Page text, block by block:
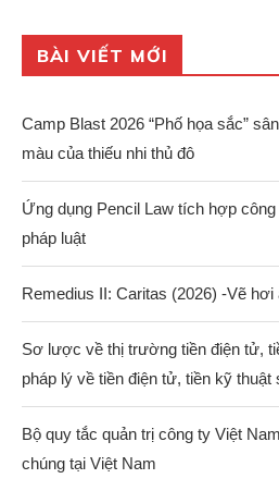
BÀI VIẾT MỚI
Camp Blast 2026 “Phố họa sắc”
màu của thiếu nhi thủ đô
Ứng dụng Pencil Law tích hợp
pháp luật
Remedius II: Caritas (2026) -Vẽ
Sơ lược về thị trường tiền điện tử,
pháp lý về tiền điện tử, tiền kỹ thuật
Bộ quy tắc quản trị công ty Việt
chúng tại Việt Nam